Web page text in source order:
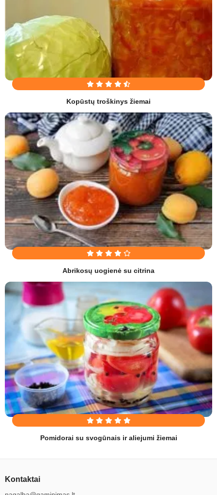
Kopūstų troškinys žiemai
Abrikosų uogienė su citrina
Pomidorai su svogūnais ir aliejumi žiemai
Kontaktai